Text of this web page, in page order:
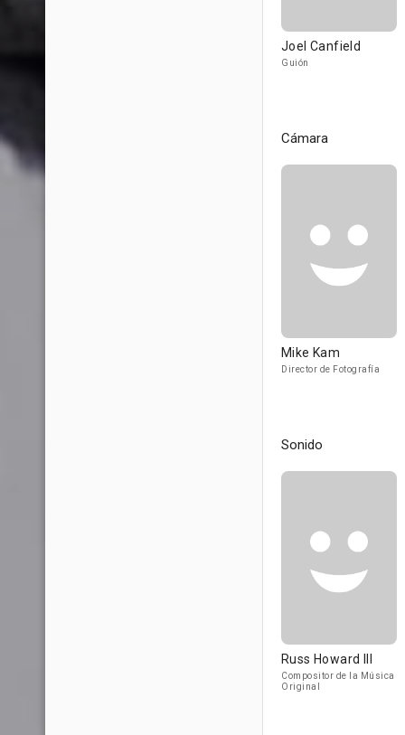
Joel Canfield
Guión
Cámara
Mike Kam
Director de Fotografía
Sonido
Russ Howard III
Compositor de la Música
Original